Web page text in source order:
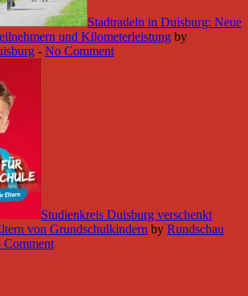
Stadtradeln in Duisburg: Neue
und Kilometerleistung by
- No Comment
Studienkreis Duisburg verschenkt
von Grundschulkindern by Rundschau
Comment